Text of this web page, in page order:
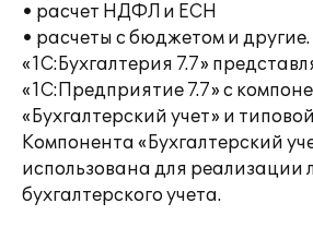
• расчет НДФЛ и ЕСН
• расчеты с бюджетом и другие.
«1С:Бухгалтерия 7.7»
«1С:Предприятие 7.7» с
«Бухгалтерский учет» и
Компонента «Бухгалтерский
использована для реализации
бухгалтерского учета.